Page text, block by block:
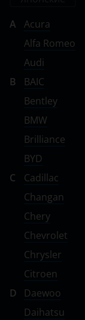
A
Acura
Alfa Romeo
Audi
B
BAIC
Bentley
BMW
Brilliance
BYD
C
Cadillac
Changan
Chery
Chevrolet
Chrysler
Citroen
D
Daewoo
Daihatsu